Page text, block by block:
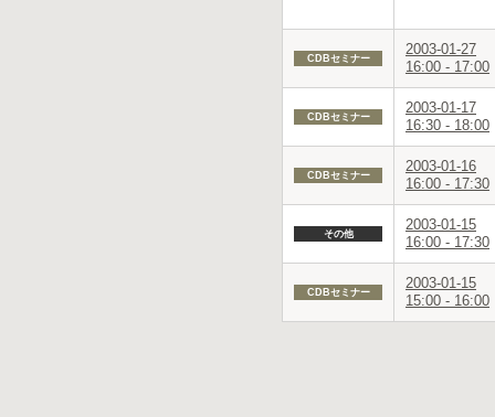
CDBセミナー
2003-01-27
16:00 - 17:00
CDBセミナー
2003-01-17
16:30 - 18:00
CDBセミナー
2003-01-16
16:00 - 17:30
その他
2003-01-15
16:00 - 17:30
CDBセミナー
2003-01-15
15:00 - 16:00